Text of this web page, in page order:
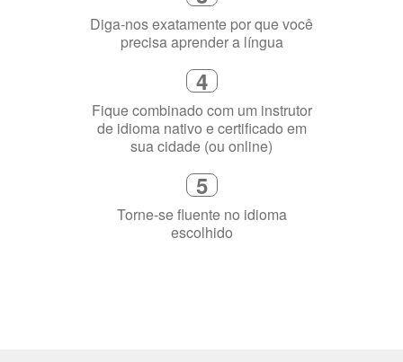
3
Diga-nos exatamente por que você
4
Fique combinado com um instrutor
de idioma nativo e certificado em
5
Torne-se fluente no idioma